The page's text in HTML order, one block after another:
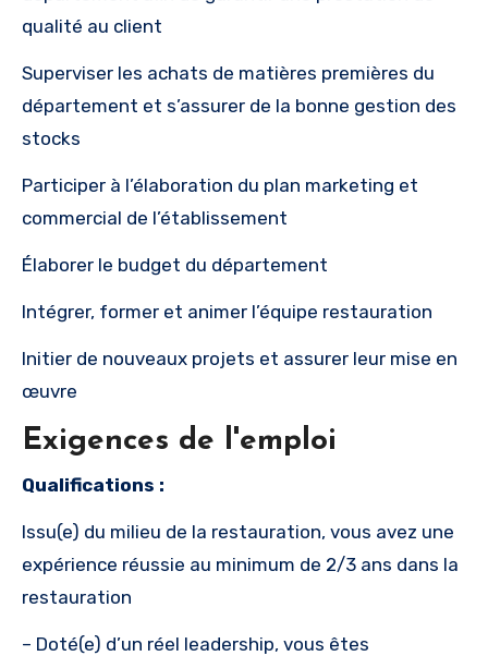
qualité au client
Superviser les achats de matières premières du
département et s’assurer de la bonne gestion des
stocks
Participer à l’élaboration du plan marketing et
commercial de l’établissement
Élaborer le budget du département
Intégrer, former et animer l’équipe restauration
Initier de nouveaux projets et assurer leur mise en
œuvre
Exigences de l'emploi
Qualifications :
Issu(e) du milieu de la restauration, vous avez une
expérience réussie au minimum de 2/3 ans dans la
restauration
– Doté(e) d’un réel leadership, vous êtes